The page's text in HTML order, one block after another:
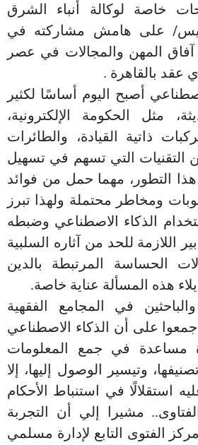
خاصة لوكالة أنباء الشرق
على هامش مشاركته في
المهن والمجالات في عصر
عقد بالقاهرة .
أصبح اليوم أساسًا لكثير
مثل الحكومة الإلكترونية،
ذاتية القيادة، والطائرات
التقنيات التي تسهم في تسهيل
هذا التطور، مهما حمل من فوائد
ومخاطر محتملة ولهذا تبرز
الذكاء الاصطناعي وضبطه
اللازمة للحد من آثاره السلبية
الحساسة المرتبطة بالدين
هذه المسألة عناية خاصة.
في المجامع الفقهية
على أن الذكاء الاصطناعي
مساعدة في جمع المعلومات
وتيسير الوصول إليها، إلا
استقلالًا في استنباط الأحكام
مشيرا إلي أن التجربة
الفتوى التابع لإدارة مسلمي